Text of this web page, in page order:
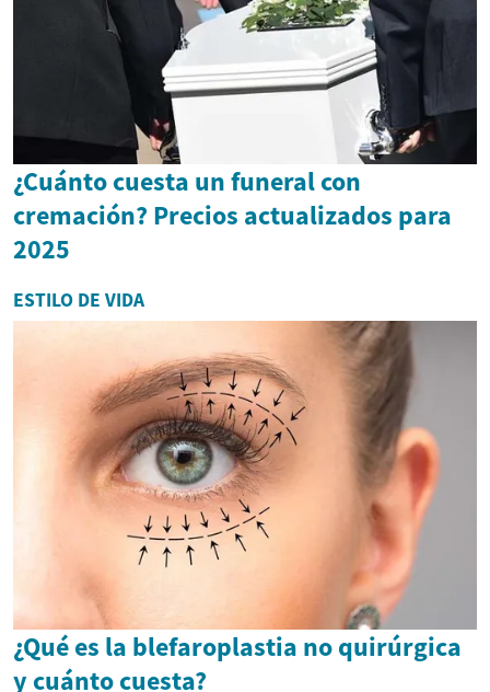
¿Cuánto cuesta un funeral con
cremación? Precios actualizados para
2025
ESTILO DE VIDA
¿Qué es la blefaroplastia no quirúrgica
y cuánto cuesta?